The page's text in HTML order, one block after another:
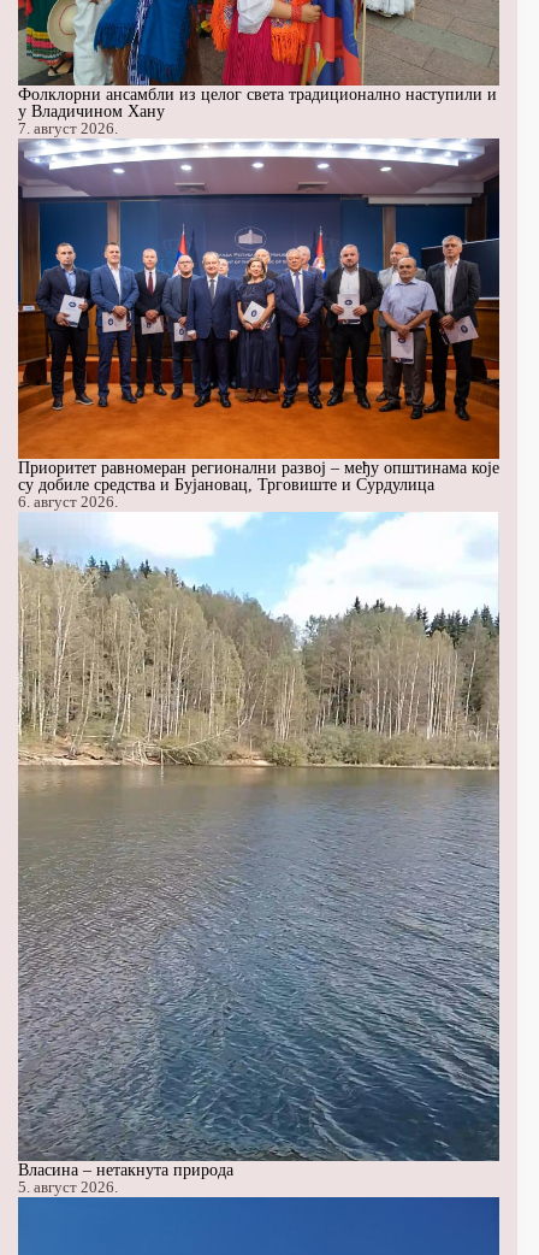
Фолклорни ансамбли из целог света традиционално наступили и
у Владичином Хану
7. август 2026.
Приоритет равномеран регионални развој – међу општинама које
су добиле средства и Бујановац, Трговиште и Сурдулица
6. август 2026.
Власина – нетакнута природа
5. август 2026.